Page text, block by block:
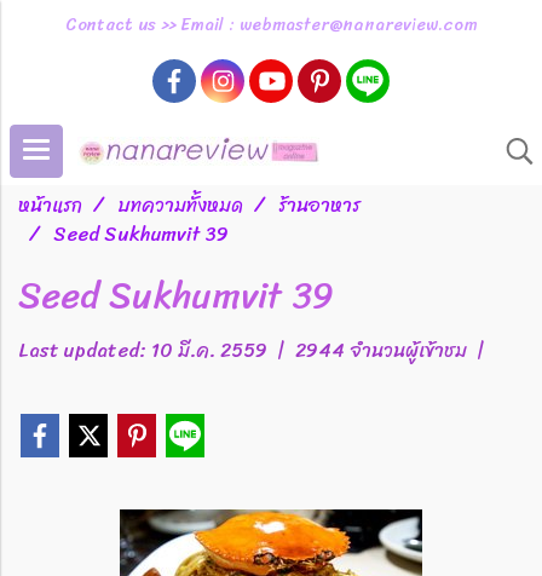
Contact us >> Email : webmaster@nanareview.com
หน้าแรก บทความทั้งหมด
ร้านอาหาร
Seed Sukhumvit 39
Seed Sukhumvit 39
Last updated: 10 มี.ค. 2559 | 2944 จำนวนผู้เข้าชม |